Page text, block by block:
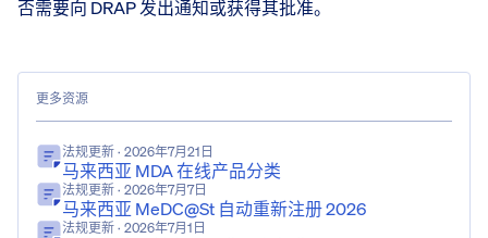
否需要向 DRAP 发出通知或获得其批准。
更多资源
法规更新 · 2026年7月21日
马来西亚 MDA 在线产品分类
法规更新 · 2026年7月7日
马来西亚 MeDC@St 自动重新注册 2026
法规更新 · 2026年7月1日